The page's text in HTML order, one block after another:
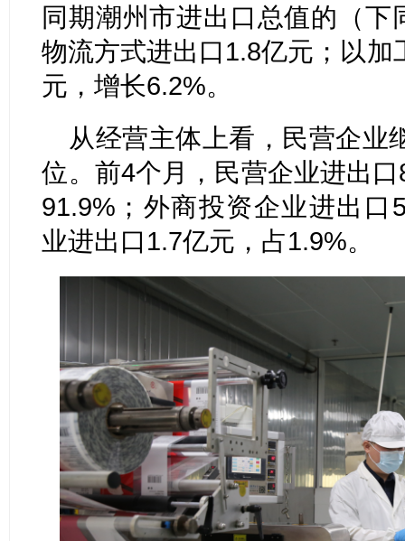
同期潮州市进出口总值的（下
物流方式进出口1.8亿元；以
元，增长6.2%。
从经营主体上看，民营企业
位。前4个月，民营企业进出
91.9%；外商投资企业进出口
业进出口1.7亿元，占1.9%。